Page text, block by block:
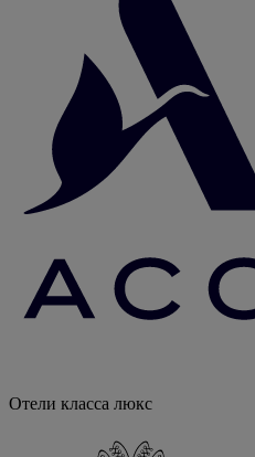
Отели класса люкс